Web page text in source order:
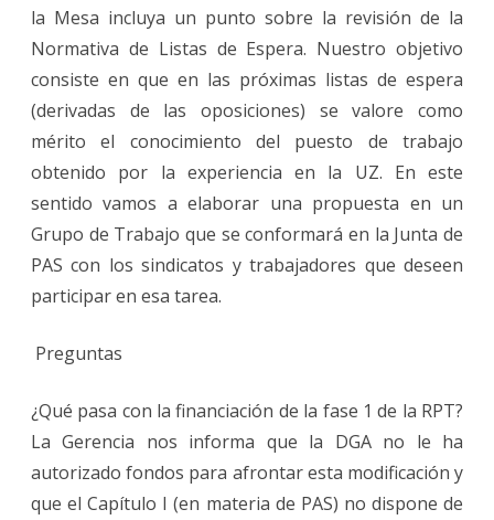
la Mesa incluya un punto sobre la revisión de la
Normativa de Listas de Espera. Nuestro objetivo
consiste en que en las próximas listas de espera
(derivadas de las oposiciones) se valore como
mérito el conocimiento del puesto de trabajo
obtenido por la experiencia en la UZ. En este
sentido vamos a elaborar una propuesta en un
Grupo de Trabajo que se conformará en la Junta de
PAS con los sindicatos y trabajadores que deseen
participar en esa tarea.
Preguntas
¿Qué pasa con la financiación de la fase 1 de la RPT?
La Gerencia nos informa que la DGA no le ha
autorizado fondos para afrontar esta modificación y
que el Capítulo I (en materia de PAS) no dispone de